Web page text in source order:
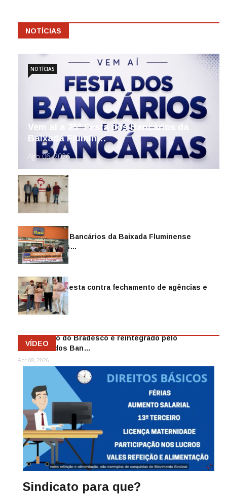
NOTÍCIAS
Vem aí a 25ª Festa dos Bancários da
Baixada Flumin…
Ago 06, 2026
NOTÍCIAS
Sindicato dos Bancários da Baixada Fluminense
reintegra mais…
Jul 14, 2026
Sindicato protesta contra fechamento de agências e
as demiss…
Mai 13, 2026
Funcionário do Bradesco é reintegrado pelo
Sindicato dos Ban…
Abr 08, 2026
VÍDEO
Sindicato para que?